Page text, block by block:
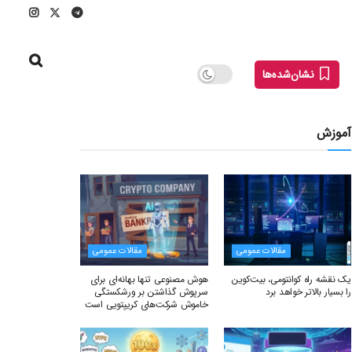
نشان‌شده‌ها
آموزش
مقالات عمومی
یک نقشه راه کوانتومی، بیت‌کوین
را بسیار بالاتر خواهد برد
مقالات عمومی
هوش مصنوعی تنها بهانه‌ای برای
سرپوش گذاشتن بر ورشکستگی
خاموش شرکت‌های کریپتویی است